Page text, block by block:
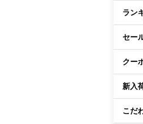
こだわり条件から探す
ラン
セー
クー
新入
こだ